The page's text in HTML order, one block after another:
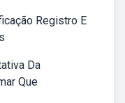
Registro E
Da
Que